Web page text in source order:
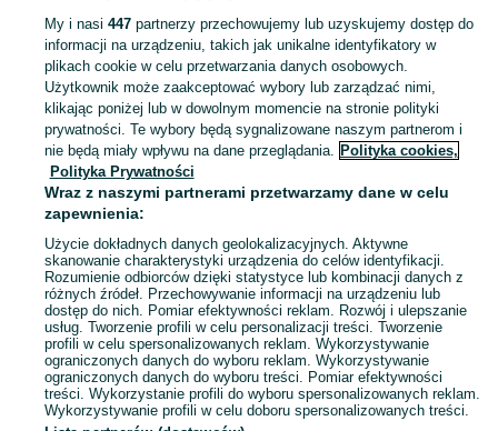
KATEGORIA
Zobacz
Mapa kategorii
Mapa miejscowości
Mapa ministron
Popularne wyszukiwania
My i nasi 447partnerzy przechowujemy lub uzyskujemy dostęp do
informacji na urządzeniu, takich jak unikalne identyfikatory w
plikach cookie w celu przetwarzania danych osobowych.
Użytkownik może zaakceptować wybory lub zarządzać nimi,
klikając poniżej lub w dowolnym momencie na stronie polityki
prywatności. Te wybory będą sygnalizowane naszym partnerom i
nie będą miały wpływu na dane przeglądania. Polityka cookies,
Polityka Prywatności
Wraz z naszymi partnerami przetwarzamy dane w celu
zapewnienia:
Użycie dokładnych danych geolokalizacyjnych. Aktywne
skanowanie charakterystyki urządzenia do celów identyfikacji.
Rozumienie odbiorców dzięki statystyce lub kombinacji danych z
różnych źródeł. Przechowywanie informacji na urządzeniu lub
dostęp do nich. Pomiar efektywności reklam. Rozwój i ulepszanie
usług. Tworzenie profili w celu personalizacji treści. Tworzenie
profili w celu spersonalizowanych reklam. Wykorzystywanie
ograniczonych danych do wyboru reklam. Wykorzystywanie
ograniczonych danych do wyboru treści. Pomiar efektywności
treści. Wykorzystanie profili do wyboru spersonalizowanych reklam.
Wykorzystywanie profili w celu doboru spersonalizowanych treści.